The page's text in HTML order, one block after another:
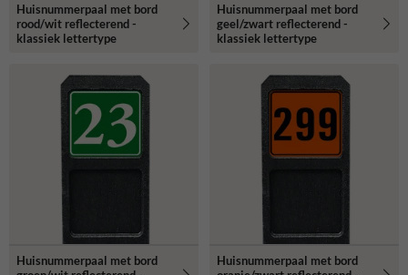
Huisnummerpaal met bord
rood/wit reflecterend -
klassiek lettertype
Huisnummerpaal met bord
geel/zwart reflecterend -
klassiek lettertype
Huisnummerpaal met bord
Huisnummerpaal met bord